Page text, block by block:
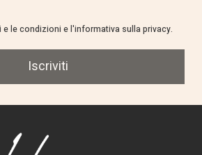
Iscriviti
le condizioni e l'informativa sulla privacy.